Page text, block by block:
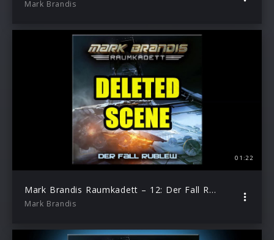
Mark Brandis
01:22
Mark Brandis Raumkadett – 12: Der Fall Rublew (Deleted Scene)
Mark Brandis